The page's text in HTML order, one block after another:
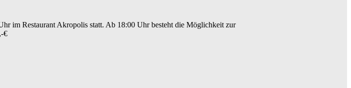
im Restaurant Akropolis statt. Ab 18:00 Uhr besteht die Möglichkeit zur
€